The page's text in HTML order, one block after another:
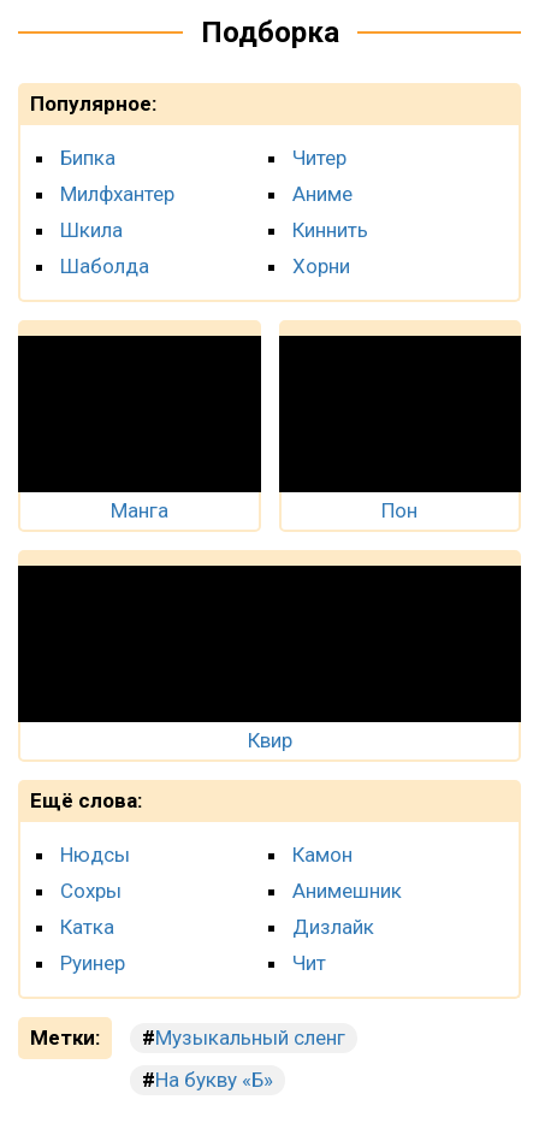
Подборка
Популярное:
Бипка
Милфхантер
Шкила
Шаболда
Читер
Аниме
Киннить
Хорни
Манга Пон
Квир
Ещё слова:
Нюдсы
Сохры
Катка
Руинер
Камон
Анимешник
Дизлайк
Чит
Метки:
Музыкальный сленг
На букву «Б»